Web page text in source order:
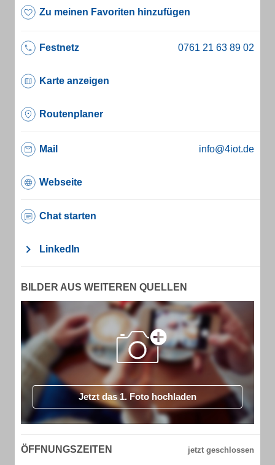
Zu meinen Favoriten hinzufügen
Festnetz
Karte anzeigen
Routenplaner
Mail info@4iot.de
Webseite
Chat starten
LinkedIn
BILDER AUS WEITEREN QUELLEN
Jetzt das 1. Foto hochladen
ÖFFNUNGSZEITEN